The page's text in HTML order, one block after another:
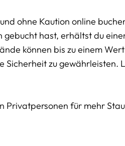
ohne Kaution online
hast, erhältst du
können bis zu einem
zu gewährleisten.
Privatpersonen für mehr